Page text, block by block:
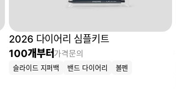
2026 다이어리 심플키트
100개부터 가격문의
슬라이드 지퍼백 밴드 다이어리 볼펜